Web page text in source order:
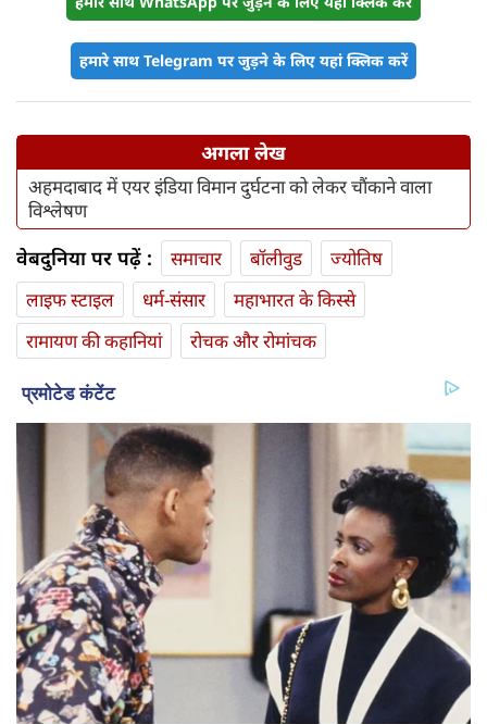
हमारे साथ Telegram पर जुड़ने के लिए यहां क्लिक करें
अगला लेख
अहमदाबाद में एयर इंडिया विमान दुर्घटना को लेकर चौंकाने वाला
विश्लेषण
वेबदुनिया पर पढ़ें : समाचार बॉलीवुड
ज्योतिष
लाइफ स्‍टाइल
धर्म-संसार
महाभारत के किस्से
रामायण की कहानियां
रोचक और रोमांचक